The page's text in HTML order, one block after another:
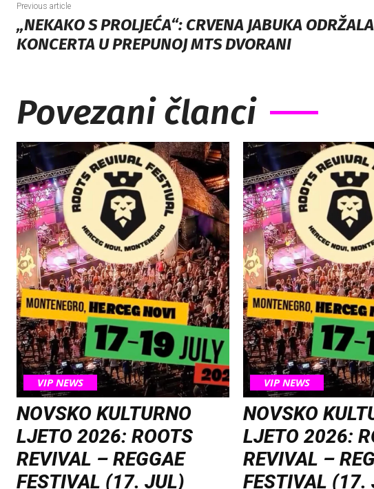
Previous article
„NEKAKO S PROLJEĆA“: CRVENA JABUKA
KONCERTA U PREPUNOJ MTS DVORANI
Povezani članci
VIP NEWS
NOVSKO KULTURNO
LJETO 2026: ROOTS
REVIVAL – REGGAE
FESTIVAL (17. JUL)
VIP NEWS
NOVSKO
LJETO 2026:
REVIVAL –
FESTIVAL (17.